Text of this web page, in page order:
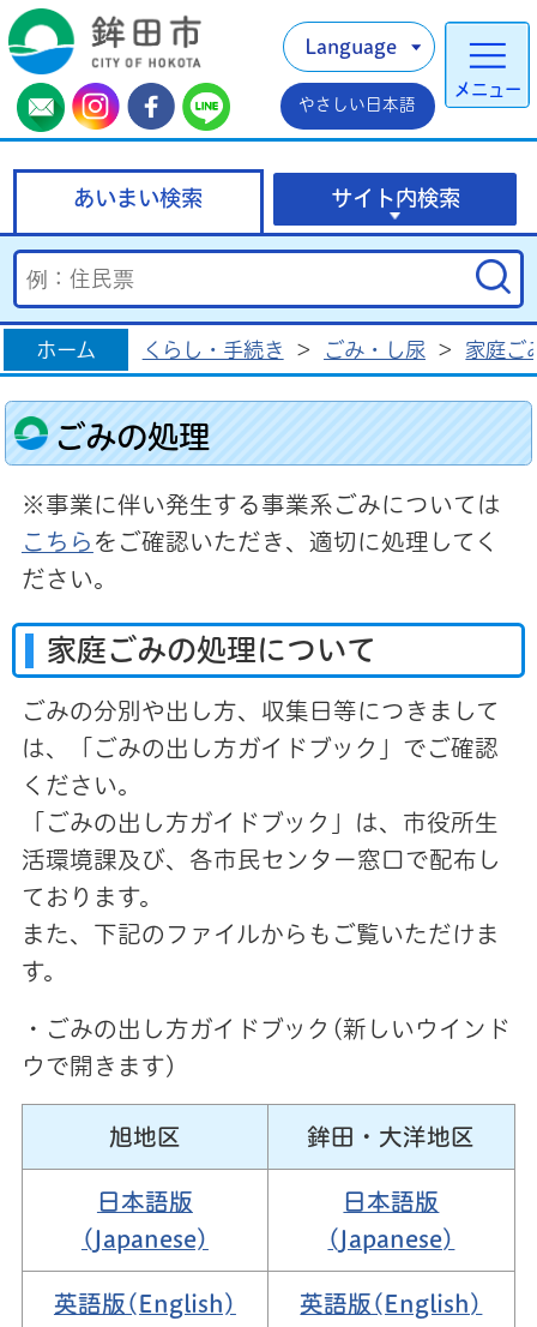
メニュー
Language
やさしい日本語
あいまい検索 サイト内検索
ホーム くらし・手続き > ごみ・し尿 > 家庭ご
ごみの処理
※事業に伴い発生する事業系ごみについては
こちら をご確認いただき、適切に処理してく
ださい。
家庭ごみの処理について
ごみの分別や出し方、収集日等につきまして
は、「ごみの出し方ガイドブック」でご確認
ください。
「ごみの出し方ガイドブック」は、市役所生
活環境課及び、各市民センター窓口で配布し
ております。
また、下記のファイルからもご覧いただけま
す。
・ごみの出し方ガイドブック(新しいウインド
ウで開きます)
旭地区 鉾田・大洋地区
日本語版
(Japanese)
日本語版
(Japanese)
英語版(English) 英語版(English)